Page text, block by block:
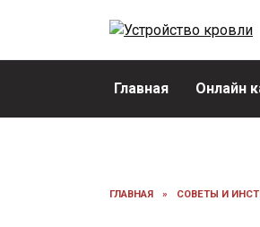
Главная Онлайн
ГЛАВНАЯ » СОВЕТЫ И